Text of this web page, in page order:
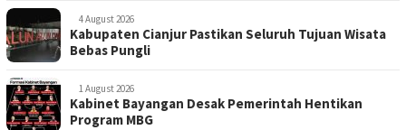
4 August 2026
Kabupaten Cianjur Pastikan Seluruh Tujuan Wisata
Bebas Pungli
1 August 2026
Kabinet Bayangan Desak Pemerintah Hentikan
Program MBG